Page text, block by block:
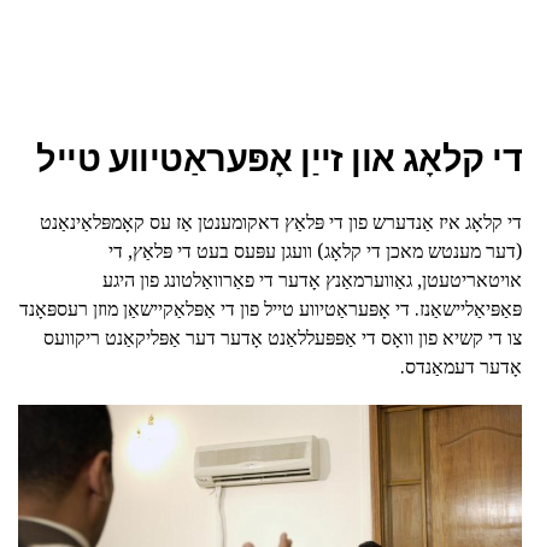
די קלאָג און זייַן אָפּעראַטיווע טייל
די קלאָג איז אַנדערש פון די פּלאַץ דאקומענטן אַז עס קאָמפּלאַינאַנט
(דער מענטש מאכן די קלאָג) וועגן עפּעס בעט די פּלאַץ, די
אויטאריטעטן, גאַווערמאַנץ אָדער די פאַרוואַלטונג פון היגע
פּאַפּיאַליישאַנז. די אָפּעראַטיווע טייל פון די אַפּלאַקיישאַן מוזן רעספּאָנד
צו די קשיא פון וואָס די אַפּפּעללאַנט אָדער דער אַפּליקאַנט ריקוועס
אָדער דעמאַנדס.